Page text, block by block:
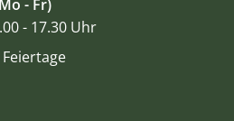
- Fr)
- 17.30 Uhr